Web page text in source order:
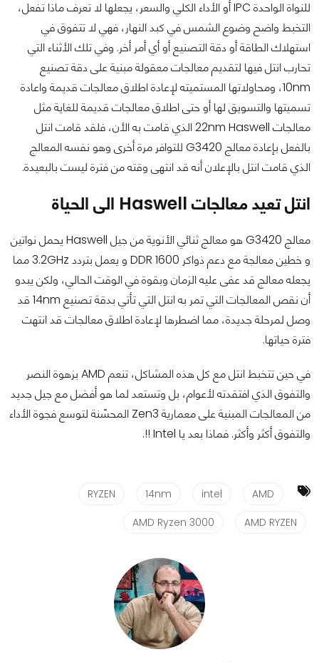
للنواة الواحدة IPC أو الأداء الكلي والسعر، يجعلها لا تعرف ماذا تفعل،
التخبط واضح وضوع الشمس في كبد النهار، فهي لا تتفوق في
استهلاك الطاقة أو دقة التصنيع أو أي أمر أخر. وفي تلك الأثناء التي
تحارب انتل فيها لتقديم معالجات معقولة مبنية على دقة تصنيع
10nm، ومحاولاتها المستميته لإعادة اطلاق معالجات قديمة واعادة
تسميتها والتسويق لها أو حتى اطلاق معالجات قديمة للغاية مثل
معالجات 22nm Haswell الذي قامت به الأن، فلقد قامت انتل
بالفعل بإعادة معالج G3420 للتوافر مرة أخرى وهو نفسه المعالج
الذي قامت انتل بالإعلان أنه قد انتهى وقته من فترة ليست بالبعيدة.
انتل تعيد معالجات Haswell الى الحياة
معالج G3420 هو معالج ثنائي الأنوية من جيل Haswell يحمل نواتين
و خطين معالجة مع دعم ذواكر DDR 1600 و يعمل بتردد 3.2GHz مما
يجعله معالج قد عفى عليه الزمان وبقوة في الوقت الحالي، ولكن يبدو
أن نقص المعالجات التي تمر به انتل التي تأتي بدقة تصنيع 14nm قد
وصل لمرحلة جديدة، مما اضطرها لإعادة اطلاق معالجات قد انتهت
فترة حياتها.
في حين تتخبط انتل مع كل هذه المشاكل، تنعم AMD بزهوة النصر
والتفوق الذي افتقدته لأعوام، بل وتستعد لما هو أفضل مع جيل جديد
من المعالجات المبنية على معمارية Zen3 المحسّنة لتوسع فجوة الأداء
والتفوق أكثر وأكثر. فماذا بعد يا Intel !!.
AMD
intel
14nm
RYZEN
AMD RYZEN
AMD Ryzen 3000